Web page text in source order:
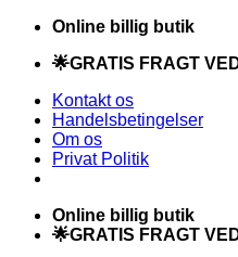
Fortsæt
indhold
Online billig butik
🌟GRATIS FRAGT
Kontakt os
Handelsbetingelser
Om os
Privat Politik
Online billig butik
🌟GRATIS FRAGT